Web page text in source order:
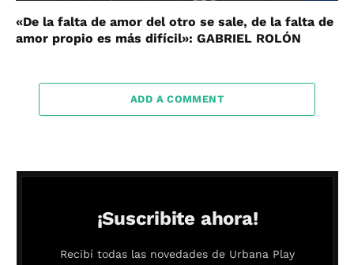
«De la falta de amor del otro se sale, de la falta de
amor propio es más difícil»: GABRIEL ROLÓN
ADD A COMMENT
¡Suscribite ahora!
Recibí todas las novedades de Urbana Play